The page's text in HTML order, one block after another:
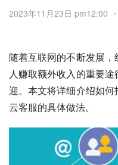
2023年11月23日 pm12:00 •
随着互联网的不断发展
人赚取额外收入的重要
迎。本文将详细介绍如
云客服的具体做法。